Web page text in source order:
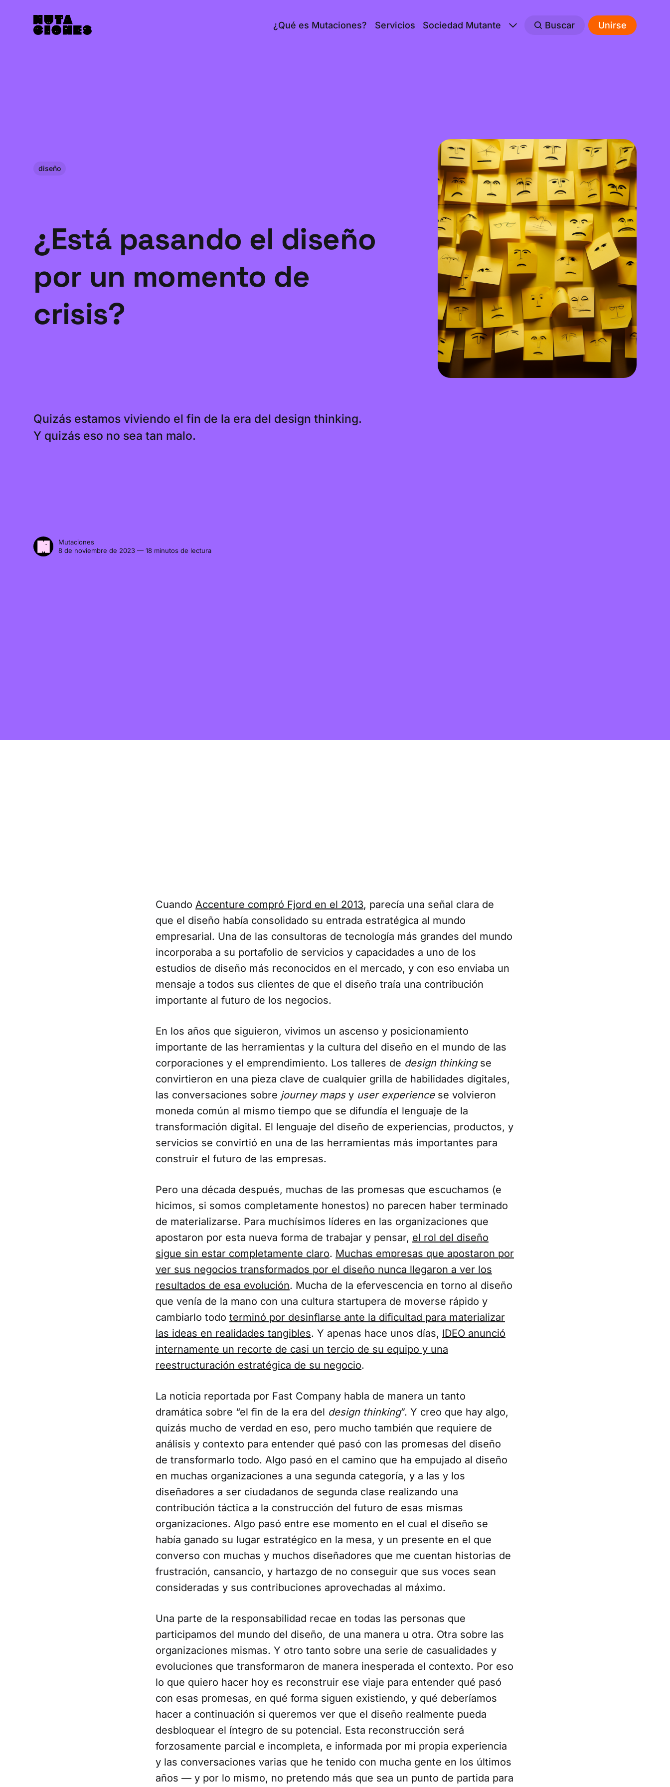
¿Qué es Mutaciones? Servicios Sociedad Mutante Buscar Unirse
diseño
¿Está pasando el diseño
por un momento de
crisis?
Quizás estamos viviendo el fin de la era del design thinking.
Y quizás eso no sea tan malo.
Mutaciones
8 de noviembre de 2023 — 18 minutos de lectura
Cuando Accenture compró Fjord en el 2013, parecía una señal clara de
que el diseño había consolidado su entrada estratégica al mundo
empresarial. Una de las consultoras de tecnología más grandes del mundo
incorporaba a su portafolio de servicios y capacidades a uno de los
estudios de diseño más reconocidos en el mercado, y con eso enviaba un
mensaje a todos sus clientes de que el diseño traía una contribución
importante al futuro de los negocios.
En los años que siguieron, vivimos un ascenso y posicionamiento
importante de las herramientas y la cultura del diseño en el mundo de las
corporaciones y el emprendimiento. Los talleres de design thinkingse
convirtieron en una pieza clave de cualquier grilla de habilidades digitales,
las conversaciones sobre journey mapsy user experiencese volvieron
moneda común al mismo tiempo que se difundía el lenguaje de la
transformación digital. El lenguaje del diseño de experiencias, productos, y
servicios se convirtió en una de las herramientas más importantes para
construir el futuro de las empresas.
Pero una década después, muchas de las promesas que escuchamos (e
hicimos, si somos completamente honestos) no parecen haber terminado
de materializarse. Para muchísimos líderes en las organizaciones que
apostaron por esta nueva forma de trabajar y pensar, el rol del diseño
sigue sin estar completamente claro. Muchas empresas que apostaron por
ver sus negocios transformados por el diseño nunca llegaron a ver los
resultados de esa evolución. Mucha de la efervescencia en torno al diseño
que venía de la mano con una cultura startupera de moverse rápido y
cambiarlo todo terminó por desinflarse ante la dificultad para materializar
las ideas en realidades tangibles. Y apenas hace unos días, IDEO anunció
internamente un recorte de casi un tercio de su equipo y una
reestructuración estratégica de su negocio.
La noticia reportada por Fast Company habla de manera un tanto
dramática sobre “el fin de la era del design thinking”. Y creo que hay algo,
quizás mucho de verdad en eso, pero mucho también que requiere de
análisis y contexto para entender qué pasó con las promesas del diseño
de transformarlo todo. Algo pasó en el camino que ha empujado al diseño
en muchas organizaciones a una segunda categoría, y a las y los
diseñadores a ser ciudadanos de segunda clase realizando una
contribución táctica a la construcción del futuro de esas mismas
organizaciones. Algo pasó entre ese momento en el cual el diseño se
había ganado su lugar estratégico en la mesa, y un presente en el que
converso con muchas y muchos diseñadores que me cuentan historias de
frustración, cansancio, y hartazgo de no conseguir que sus voces sean
consideradas y sus contribuciones aprovechadas al máximo.
Una parte de la responsabilidad recae en todas las personas que
participamos del mundo del diseño, de una manera u otra. Otra sobre las
organizaciones mismas. Y otro tanto sobre una serie de casualidades y
evoluciones que transformaron de manera inesperada el contexto. Por eso
lo que quiero hacer hoy es reconstruir ese viaje para entender qué pasó
con esas promesas, en qué forma siguen existiendo, y qué deberíamos
hacer a continuación si queremos ver que el diseño realmente pueda
desbloquear el íntegro de su potencial. Esta reconstrucción será
forzosamente parcial e incompleta, e informada por mi propia experiencia
y las conversaciones varias que he tenido con mucha gente en los últimos
años — y por lo mismo, no pretendo más que sea un punto de partida para